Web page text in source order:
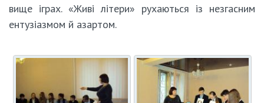
вище іграх. «Живі літери» рухаються із незгасним
ентузіазмом й азартом.